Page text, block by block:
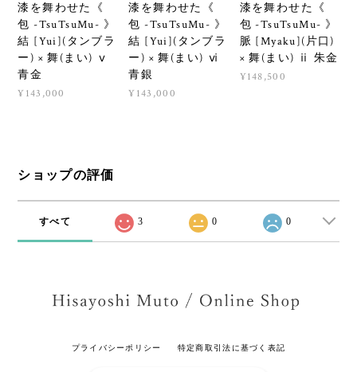
漆を舞わせた《
包 -TsuTsuMu- 》
結 [Yui](タンブラ
ー) × 舞(まい) ⅴ
青金
¥143,000
漆を舞わせた《
包 -TsuTsuMu- 》
結 [Yui](タンブラ
ー) × 舞(まい) ⅵ
青銀
¥143,000
漆を舞わせた《
包 -TsuTsuMu- 》
脈 [Myaku](片口)
× 舞(まい) ⅱ 朱金
¥148,500
ショップの評価
すべて 3 0 0
プライバシーポリシー 特定商取引法に基づく表記